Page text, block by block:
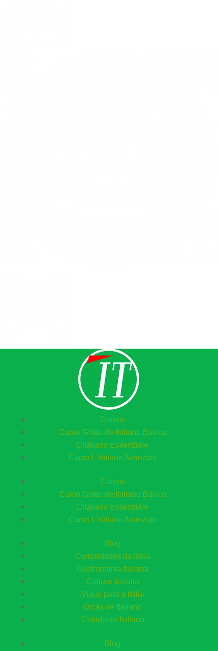
Cursos
Curso Grátis de Italiano Básico​
L’Italiano Essenziale
Curso L’italiano Avanzato
Cursos
Curso Grátis de Italiano Básico​
L’Italiano Essenziale
Curso L’italiano Avanzato
Blog
Curiosidades da Itália
Gastronomia Italiana
Cultura Italiana
Viajar para a Itália
Dicas de Italiano
Cidadania Italiana
Blog